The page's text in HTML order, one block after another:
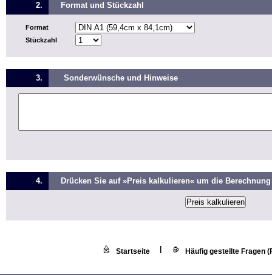
2. Format und Stückzahl
Format
Stückzahl
3. Sonderwünsche und Hinweise
4. Drücken Sie auf »Preis kalkulieren« um die
Startseite Häufig gestellte Fragen